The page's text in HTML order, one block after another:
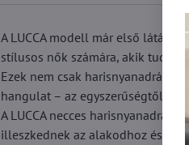
A LUCCA modell már első
stílusos nők számára, akik tudják,
Ezek nem csak
hangulat – az egyszerűségtől a
A LUCCA necces
illeszkednek az alakodhoz és